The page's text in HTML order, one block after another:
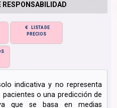
LISTA DE
PRECIOS
indicativa y no representa
o una predicción de
que se basa en medias